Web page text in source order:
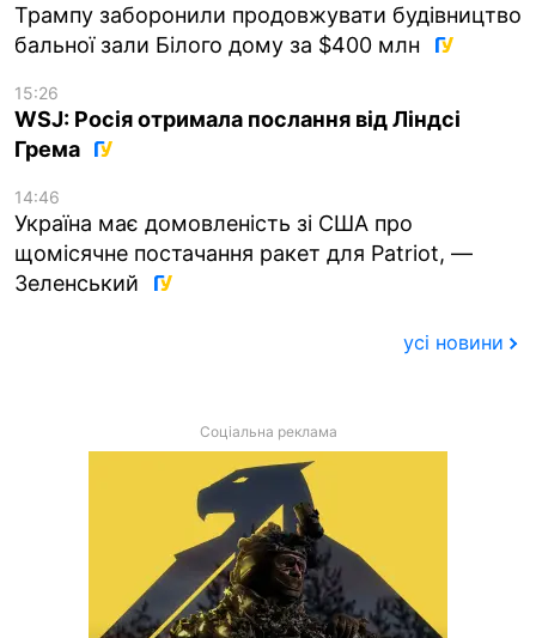
Трампу заборонили продовжувати будівництво
бальної зали Білого дому за $400 млн
15:26
WSJ: Росія отримала послання від Ліндсі
Грема
14:46
Україна має домовленість зі США про
щомісячне постачання ракет для Patriot, —
Зеленський
усі новини
Соціальна реклама